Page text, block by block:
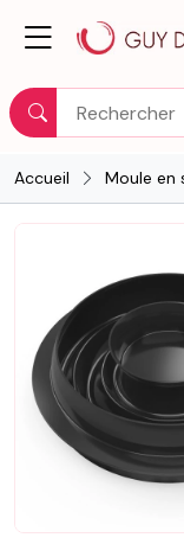
Rechercher
Accueil Moule en